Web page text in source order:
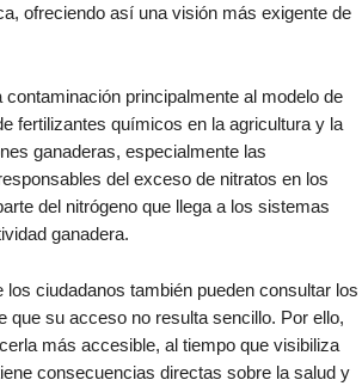
ofreciendo así una visión más exigente de
principalmente al modelo de
fertilizantes químicos en la agricultura y la
ganaderas, especialmente las
del exceso de nitratos en los
del nitrógeno que llega a los sistemas
ganadera.
ciudadanos también pueden consultar los
su acceso no resulta sencillo. Por ello,
más accesible, al tiempo que visibiliza
consecuencias directas sobre la salud y